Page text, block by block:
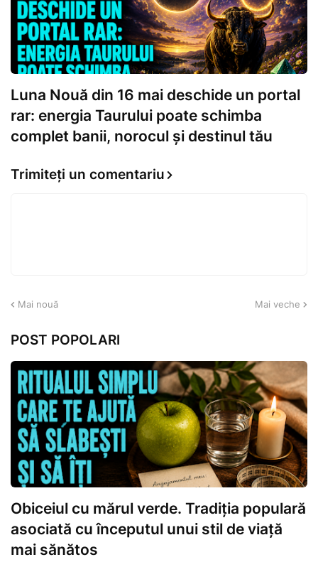
Luna Nouă din 16 mai deschide un portal
rar: energia Taurului poate schimba
complet banii, norocul și destinul tău
Trimiteți un comentariu
Mai nouă Mai veche
POST POPOLARI
Obiceiul cu mărul verde. Tradiția populară
asociată cu începutul unui stil de viață
mai sănătos